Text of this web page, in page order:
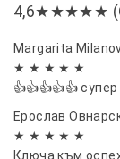
4,6★★★★★
Margarita
★ ★ ★ ★ ★
👍👍👍👍👍 супер
Ерослав
★ ★ ★ ★ ★
Ключа към